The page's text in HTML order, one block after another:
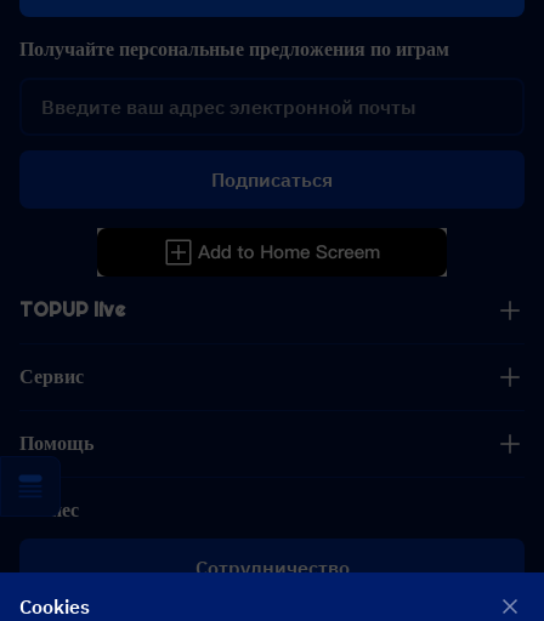
TOPUP live
Сервис
Помощь
Бизнес
Сотрудничество
Получайте персональные предложения по играм
Подписаться
Cookies